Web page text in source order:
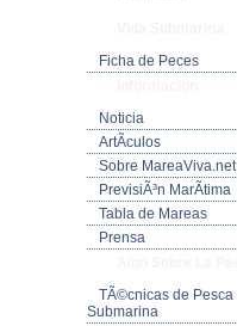
Ficha de Peces
Noticia
ArtÃ­culos
Sobre MareaViva.net
PrevisiÃ³n MarÃ­tima
Tabla de Mareas
Prensa
TÃ©cnicas de Pesca
Submarina